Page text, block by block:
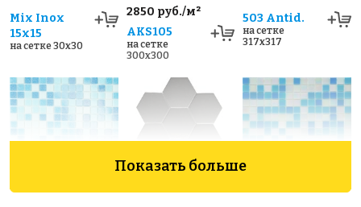
Mix Inox
15x15
на сетке 30x30
2850 руб./м²
AKS105
на сетке
300x300
503 Antid.
на сетке
317x317
Показать больше